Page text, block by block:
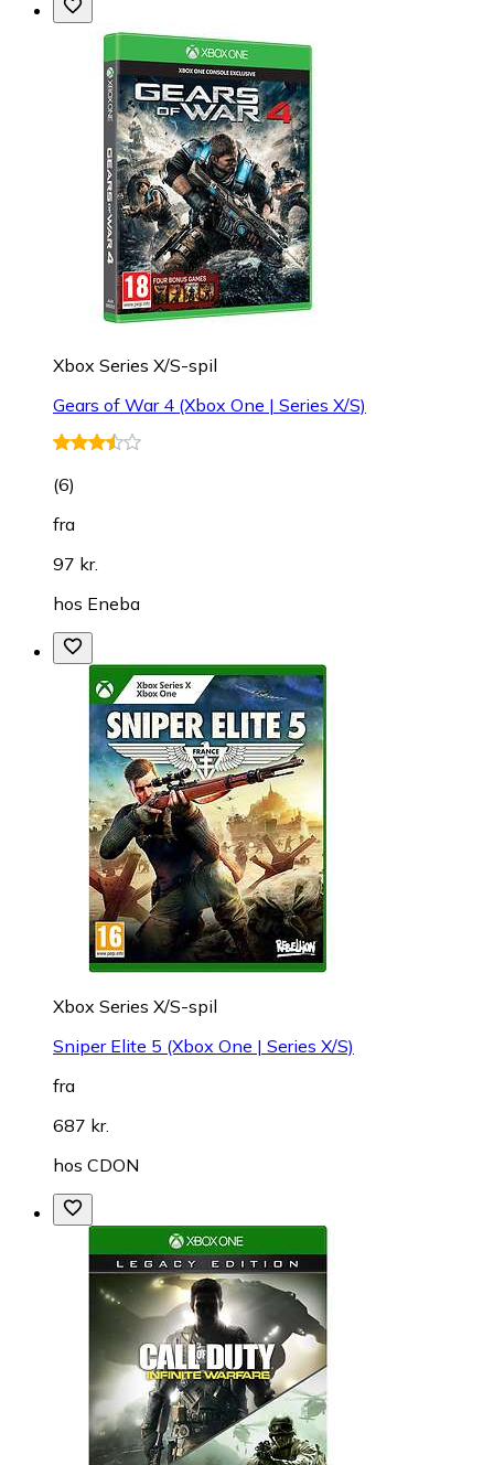
Xbox Series X/S-spil
Gears of War 4 (Xbox One | Series X/S)
(6)
fra
97 kr.
hos Eneba
Xbox Series X/S-spil
Sniper Elite 5 (Xbox One | Series X/S)
fra
687 kr.
hos CDON